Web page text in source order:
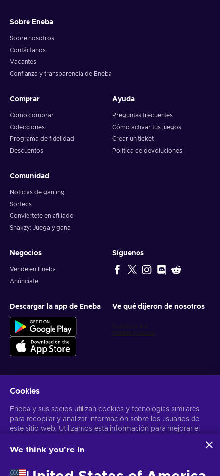
Sobre Eneba
Sobre nosotros
Contáctanos
Vacantes
Confianza y transparencia de Eneba
Comprar
Cómo comprar
Colecciones
Programa de fidelidad
Descuentos
Ayuda
Preguntas frecuentes
Cómo activar tus juegos
Crear un ticket
Política de devoluciones
Comunidad
Noticias de gaming
Sorteos
Conviértete en afiliado
Snakzy: Juega y gana
Negocios
Vende en Eneba
Anúnciate
Síguenos
Descargar la app de Eneba Ve qué dijeron de nosotros
Obtén ofertas personalizadas de videojuegos
Suscribirse
Puedes darte de baja en cualquier momento. Visita el apartadoAviso
Cookies
Eneba y sus socios utilizan cookies y tecnologías similares
para recopilar y analizar información sobre los usuarios de
este sitio web. Utilizamos esta información para mejorar el
personales también pueden emplearse para personalizar los
Al hacer clic en «Aceptar todo», das tu consentimiento para
We think you're in